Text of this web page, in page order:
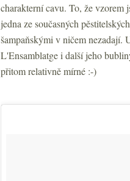
charakterní cavu. To, že vzorem
jedna ze současných
šampaňskými v ničem nezadají.
L'Ensamblatge i další jeho
přitom relativně mírné :-)